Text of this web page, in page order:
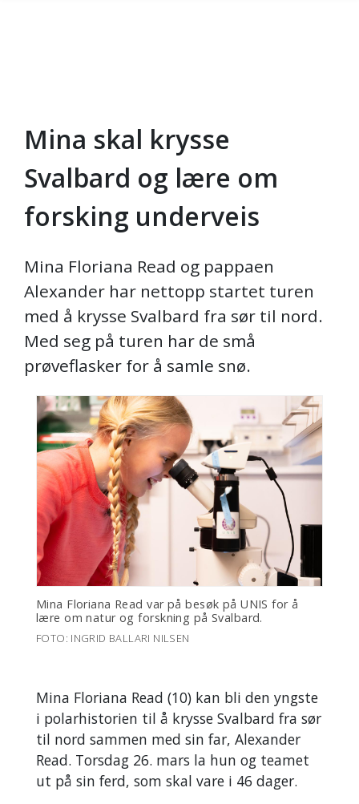
Gå til hovedinnhold
Mina skal krysse
Svalbard og lære om
forsking underveis
Mina Floriana Read og pappaen
Alexander har nettopp startet turen
med å krysse Svalbard fra sør til nord.
Med seg på turen har de små
prøveflasker for å samle snø.
Mina Floriana Read var på besøk på UNIS for å
lære om natur og forskning på Svalbard.
FOTO: INGRID BALLARI NILSEN
Mina Floriana Read (10) kan bli den yngste
i polarhistorien til å krysse Svalbard fra sør
til nord sammen med sin far, Alexander
Read. Torsdag 26. mars la hun og teamet
ut på sin ferd, som skal vare i 46 dager.